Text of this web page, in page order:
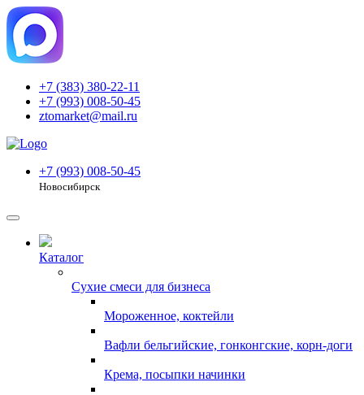
+7 (383) 380-22-11
+7 (993) 008-50-45
ztomarket@mail.ru
+7 (993) 008-50-45
Новосибирск
Каталог
Сухие смеси для бизнеса
Мороженное, коктейли
Вафли бельгийские, гонконгские, корн-доги
Крема, посыпки начинки